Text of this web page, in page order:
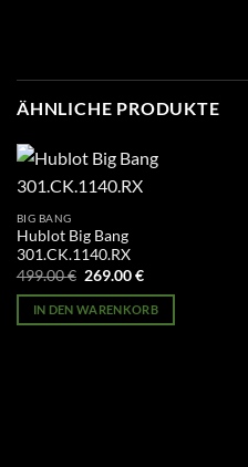
ÄHNLICHE PRODUKTE
BIG BANG
Hublot Big Bang
301.CK.1140.RX
499.00€ Ursprünglicher
war:
499.00 €
269.00€Aktueller
ist:
269.00 €.
IN DEN WARENKORB